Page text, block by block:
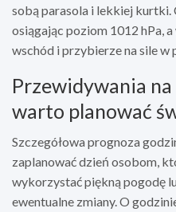
sobą parasola i lekkiej kurtki.
osiągając poziom 1012 hPa,
wschód i przybierze na sile w
Przewidywania
warto planować
Szczegółowa prognoza
zaplanować dzień osobom,
wykorzystać piękną pogodę
ewentualne zmiany. O